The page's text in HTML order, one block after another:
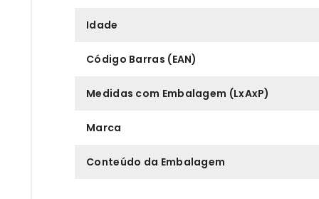
Idade
Código Barras (EAN)
Medidas com Embalagem (LxAxP)
Marca
Conteúdo da Embalagem